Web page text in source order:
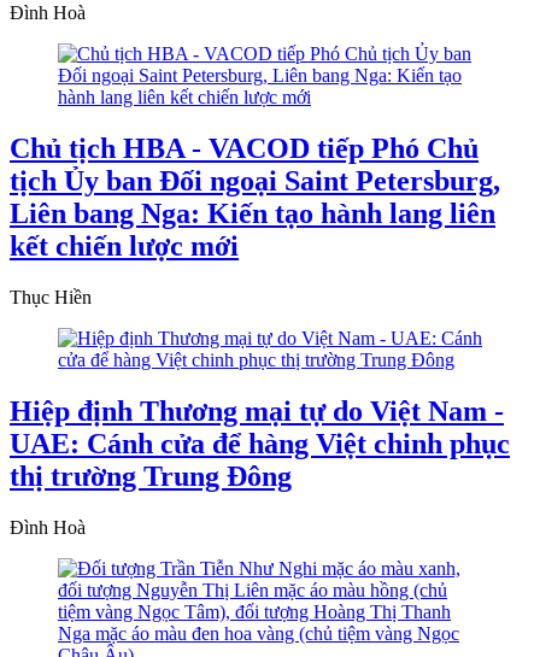
Đình Hoà
Chủ tịch HBA - VACOD tiếp Phó Chủ
tịch Ủy ban Đối ngoại Saint Petersburg,
Liên bang Nga: Kiến tạo hành lang liên
kết chiến lược mới
Thục Hiền
Hiệp định Thương mại tự do Việt Nam -
UAE: Cánh cửa để hàng Việt chinh phục
thị trường Trung Đông
Đình Hoà